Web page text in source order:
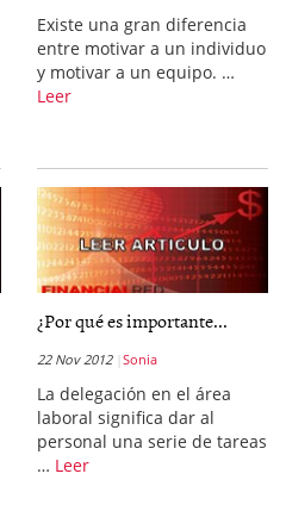
Existe una gran diferencia
entre motivar a un individuo
y motivar a un equipo. …
Leer
¿Por qué es importante...
22 Nov 2012 Sonia
La delegación en el área
laboral significa dar al
personal una serie de tareas
… Leer